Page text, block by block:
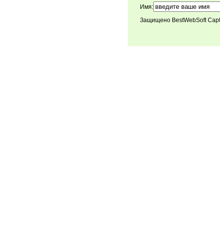
Имя:
Защищено BestWebSoft